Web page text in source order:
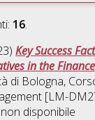
16.
Key Success
in the
di Bologna,
[LM-
disponibile